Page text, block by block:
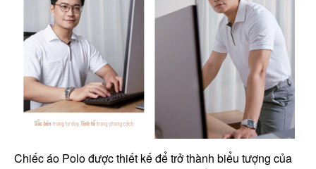
Chiếc áo Polo được thiết kế để trở thành biểu tượng của